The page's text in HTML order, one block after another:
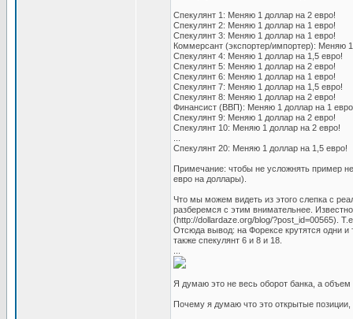
Спекулянт 1: Меняю 1 доллар на 2 евро!
Спекулянт 2: Меняю 1 доллар на 1 евро!
Спекулянт 3: Меняю 1 доллар на 1 евро!
Коммерсант (экспортер/импортер): Меняю
Спекулянт 4: Меняю 1 доллар на 1,5 евро!
Спекулянт 5: Меняю 1 доллар на 2 евро!
Спекулянт 6: Меняю 1 доллар на 1 евро!
Спекулянт 7: Меняю 1 доллар на 1,5 евро!
Спекулянт 8: Меняю 1 доллар на 2 евро!
Финансист (ВВП): Меняю 1 доллар на 1
Спекулянт 9: Меняю 1 доллар на 2 евро!
Спекулянт 10: Меняю 1 доллар на 2 евро!
Спекулянт 20: Меняю 1 доллар на 1,5 евро!
Примечание: чтобы не усложнять пример
евро на доллары).
Что мы можем видеть из этого слепка с
разберемся с этим внимательнее.
(http://dollardaze.org/blog/?post_id=00565).
Отсюда вывод: на Форексе крутятся одни и
также спекулянт 6 и 8 и 18.
Я думаю это не весь оборот банка, а объем
Почему я думаю что это открытые